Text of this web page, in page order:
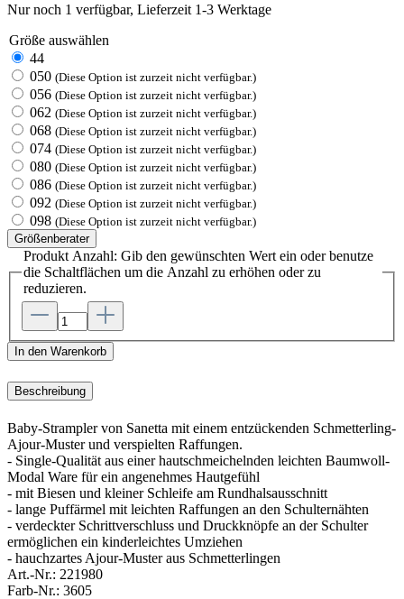
Nur noch 1 verfügbar, Lieferzeit 1-3 Werktage
Größe auswählen
44
050 (Diese Option ist zurzeit nicht verfügbar.)
056 (Diese Option ist zurzeit nicht verfügbar.)
062 (Diese Option ist zurzeit nicht verfügbar.)
068 (Diese Option ist zurzeit nicht verfügbar.)
074 (Diese Option ist zurzeit nicht verfügbar.)
080 (Diese Option ist zurzeit nicht verfügbar.)
086 (Diese Option ist zurzeit nicht verfügbar.)
092 (Diese Option ist zurzeit nicht verfügbar.)
098 (Diese Option ist zurzeit nicht verfügbar.)
Größenberater
Produkt Anzahl: Gib den gewünschten Wert ein oder benutze
die Schaltflächen um die Anzahl zu erhöhen oder zu
reduzieren.
In den Warenkorb
Beschreibung
Baby-Strampler von Sanetta mit einem entzückenden Schmetterling-
Ajour-Muster und verspielten Raffungen.
- Single-Qualität aus einer hautschmeichelnden leichten Baumwoll-
Modal Ware für ein angenehmes Hautgefühl
- mit Biesen und kleiner Schleife am Rundhalsausschnitt
- lange Puffärmel mit leichten Raffungen an den Schulternähten
- verdeckter Schrittverschluss und Druckknöpfe an der Schulter
ermöglichen ein kinderleichtes Umziehen
- hauchzartes Ajour-Muster aus Schmetterlingen
Art.-Nr.: 221980
Farb-Nr.: 3605